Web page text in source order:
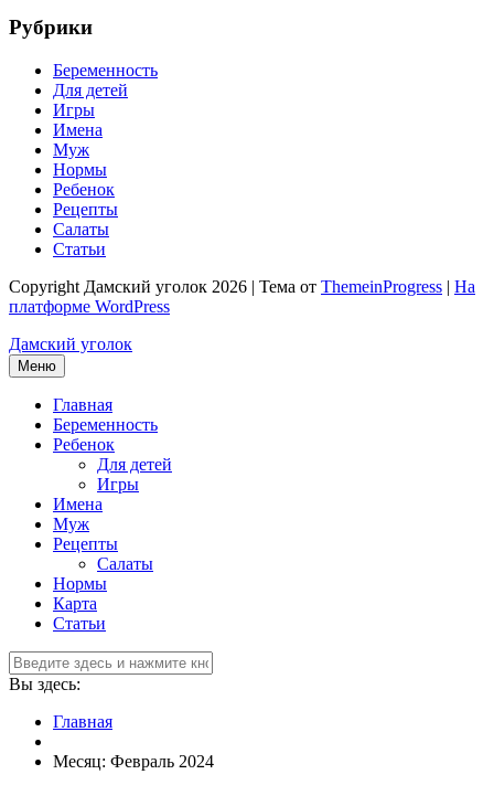
Рубрики
Беременность
Для детей
Игры
Имена
Муж
Нормы
Ребенок
Рецепты
Салаты
Статьи
Copyright Дамский уголок 2026 | Тема от ThemeinProgress | На
платформе WordPress
Дамский уголок
Меню
Главная
Беременность
Ребенок
Для детей
Игры
Имена
Муж
Рецепты
Салаты
Нормы
Карта
Статьи
Вы здесь:
Главная
Месяц: Февраль 2024